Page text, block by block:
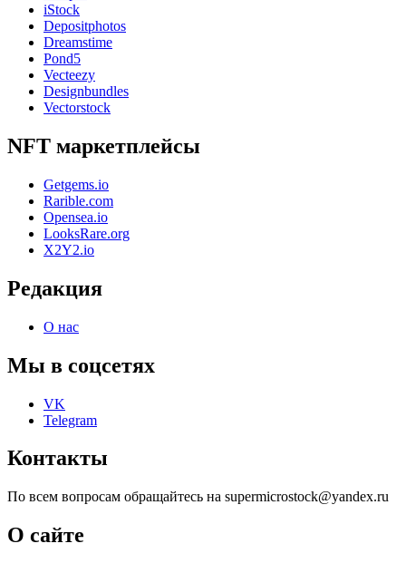
iStock
Depositphotos
Dreamstime
Pond5
Vecteezy
Designbundles
Vectorstock
NFT маркетплейсы
Getgems.io
Rarible.com
Opensea.io
LooksRare.org
X2Y2.io
Редакция
О нас
Мы в соцсетях
VK
Telegram
Контакты
По всем вопросам обращайтесь на supermicrostock@yandex.ru
О сайте